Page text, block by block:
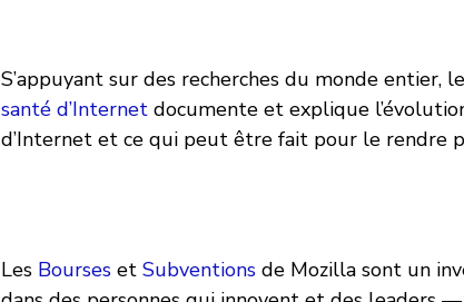
S’appuyant sur des recherches du monde entier, le
santé d’Internet documente et explique
d’Internet et ce qui peut être fait pour le rendre
Les Bourses et Subventions de Mozilla sont un